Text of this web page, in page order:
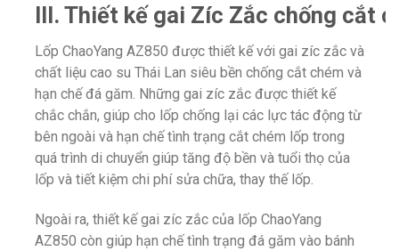
III. Thiết kế gai Zíc Zắc chống cắt
Lốp ChaoYang AZ850 được thiết kế với gai zíc zắc và
chất liệu cao su Thái Lan siêu bền chống cắt chém và
hạn chế đá găm. Những gai zíc zắc được thiết kế
chắc chắn, giúp cho lốp chống lại các lực tác động từ
bên ngoài và hạn chế tình trạng cắt chém lốp trong
quá trình di chuyển giúp tăng độ bền và tuổi thọ của
lốp và tiết kiệm chi phí sửa chữa, thay thế lốp.
Ngoài ra, thiết kế gai zíc zắc của lốp ChaoYang
AZ850 còn giúp hạn chế tình trạng đá găm vào bánh